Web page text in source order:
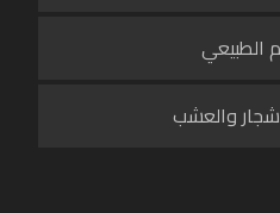
الطبيعي
والعشب